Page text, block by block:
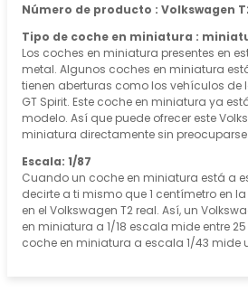
Número de producto : Volkswagen T2
Tipo de coche en miniatura :
Los coches en miniatura presentes en
metal. Algunos coches en miniatura
tienen aberturas como los vehículos de
GT Spirit. Este coche en miniatura ya
modelo. Así que puede ofrecer este
miniatura directamente sin
Escala: 1/87
Cuando un coche en miniatura está a
decirte a ti mismo que 1 centímetro en
en el Volkswagen T2 real. Así, un
en miniatura a 1/18 escala mide entre
coche en miniatura a escala 1/43 mide